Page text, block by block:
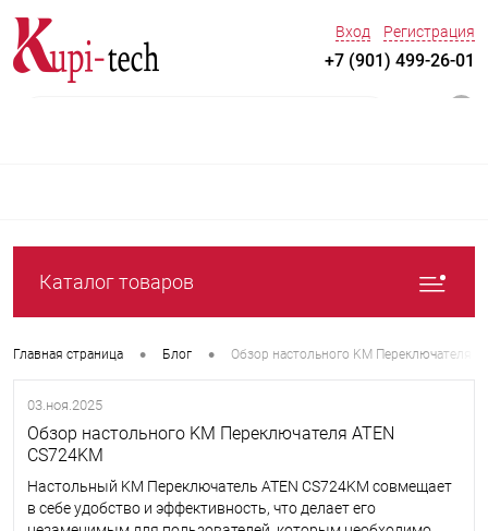
Вход Регистрация
+7 (901) 499-26-01
Каталог товаров
Главная страница • Блог • Обзор настольного KM Переключателя
03.ноя.2025
Обзор настольного KM Переключателя ATEN
CS724KM
Настольный KM Переключатель ATEN CS724KM совмещает
в себе удобство и эффективность, что делает его